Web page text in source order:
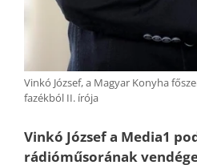
Vinkó József, a Magyar Konyha
fazékból II. írója
Vinkó József a Media1
rádióműsorának